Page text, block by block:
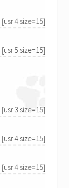
[usr 4 size=15]
[usr 5 size=15]
[usr 3 size=15]
[usr 4 size=15]
[usr 4 size=15]